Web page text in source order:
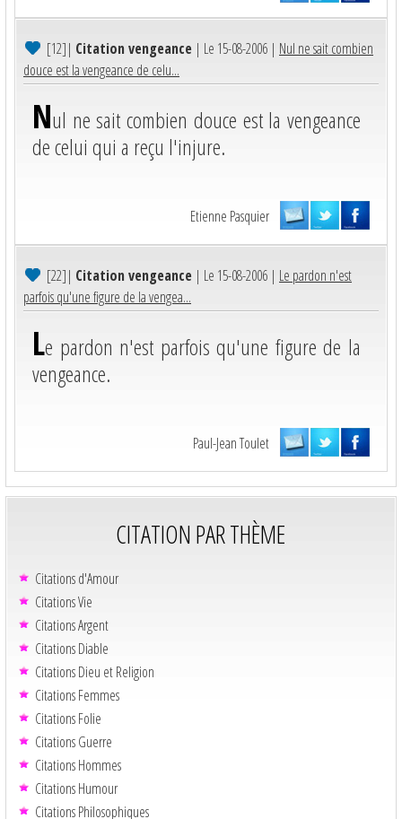
[12]| Citation vengeance | Le 15-08-2006 | Nul ne sait combien
douce est la vengeance de celu...
Nul ne sait combien douce est la vengeance
de celui qui a reçu l'injure.
Etienne Pasquier
[22]| Citation vengeance | Le 15-08-2006 | Le pardon n'est
parfois qu'une figure de la vengea...
Le pardon n'est parfois qu'une figure de la
vengeance.
Paul-Jean Toulet
CITATION PAR THÈME
Citations d'Amour
Citations Vie
Citations Argent
Citations Diable
Citations Dieu et Religion
Citations Femmes
Citations Folie
Citations Guerre
Citations Hommes
Citations Humour
Citations Philosophiques